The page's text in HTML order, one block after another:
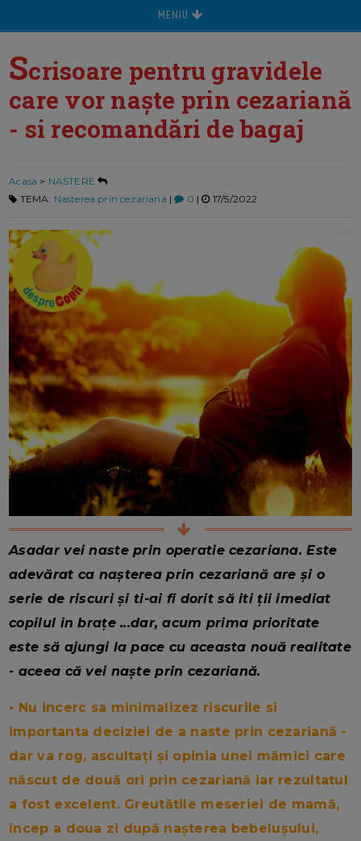
MENIU
Scrisoare pentru gravidele
care vor naște prin cezariană
- si recomandări de bagaj
Acasa > NASTERE
TEMA: Nasterea prin cezariana | 0 | 17/5/2022
Asadar vei naste prin operatie cezariana. Este
adevărat ca nașterea prin cezariană are și o
serie de riscuri și ti-ai fi dorit să iti ții imediat
copilul in brațe ...dar, acum prima prioritate
este să ajungi la pace cu aceasta nouă realitate
- aceea că vei naște prin cezariană.
• Nu incerc sa minimalizez riscurile si
importanta deciziei de a naste prin cezariană -
dar va rog, ascultați și opinia unei mămici care
născut de două ori prin cezariană iar rezultatul
a fost excelent. Greutătile meseriei de mamă,
încep a doua zi după nașterea bebelușului,